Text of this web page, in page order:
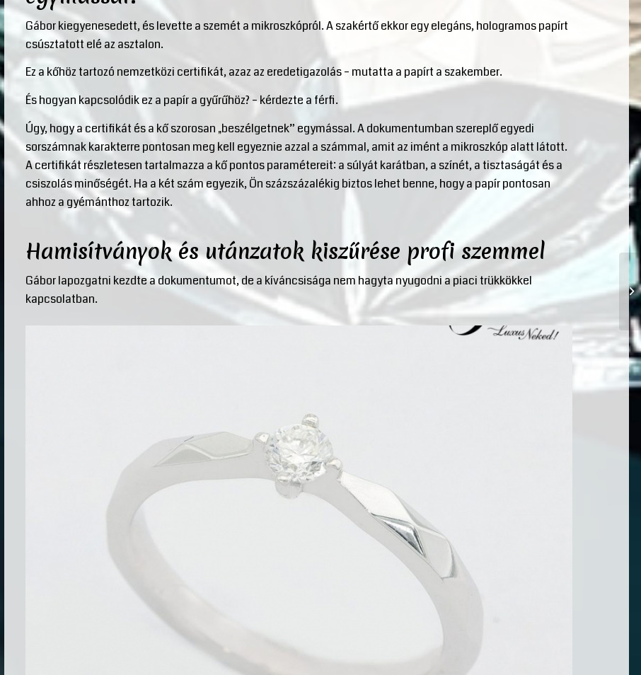
Gábor kiegyenesedett, és levette a szemét a mikroszkópról. A szakértő ekkor egy elegáns, hologramos papírt
csúsztatott elé az asztalon.
Ez a kőhöz tartozó nemzetközi certifikát, azaz az eredetigazolás – mutatta a papírt a szakember.
És hogyan kapcsolódik ez a papír a gyűrűhöz? – kérdezte a férfi.
Úgy, hogy a certifikát és a kő szorosan „beszélgetnek” egymással. A dokumentumban szereplő egyedi
sorszámnak karakterre pontosan meg kell egyeznie azzal a számmal, amit az imént a mikroszkóp alatt látott.
A certifikát részletesen tartalmazza a kő pontos paramétereit: a súlyát karátban, a színét, a tisztaságát és a
csiszolás minőségét. Ha a két szám egyezik, Ön százszázalékig biztos lehet benne, hogy a papír pontosan
ahhoz a gyémánthoz tartozik.
Hamisítványok és utánzatok kiszűrése profi szemmel
Gábor lapozgatni kezdte a dokumentumot, de a kíváncsisága nem hagyta nyugodni a piaci trükkökkel
kapcsolatban.